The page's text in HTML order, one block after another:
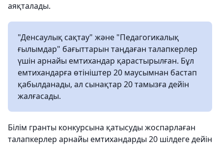
аяқталады.
"Денсаулық сақтау" және "Педагогикалық
ғылымдар" бағыттарын таңдаған талапкерлер
үшін арнайы емтихандар қарастырылған. Бұл
емтихандарға өтініштер 20 маусымнан бастап
қабылданады, ал сынақтар 20 тамызға дейін
жалғасады.
Білім гранты конкурсына қатысуды жоспарлаған
талапкерлер арнайы емтихандарды 20 шілдеге дейін